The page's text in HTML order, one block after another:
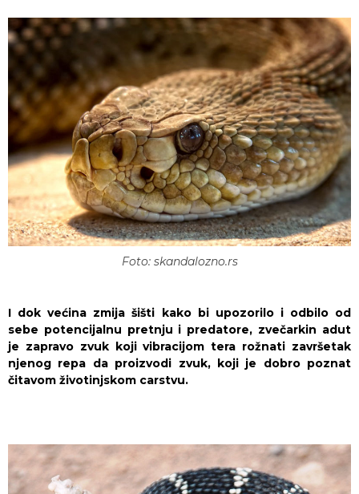
Foto: skandalozno.rs
I dok većina zmija šišti kako bi upozorilo i odbilo od
sebe potencijalnu pretnju i predatore, zvečarkin adut
je zapravo zvuk koji vibracijom tera rožnati završetak
njenog repa da proizvodi zvuk, koji je dobro poznat
čitavom životinjskom carstvu.